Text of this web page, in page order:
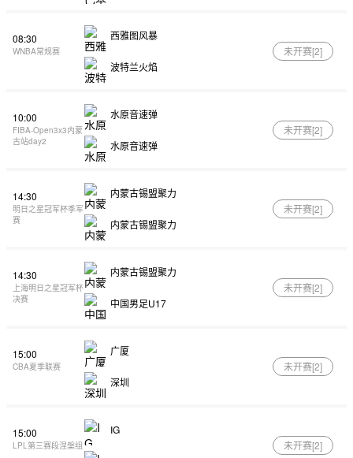
08:30
WNBA常规赛
西雅图风暴
波特兰火焰
未开赛[2]
10:00
FIBA-Open3x3内蒙
古站day2
水原音速弹
水原音速弹
未开赛[2]
14:30
明日之星冠军杯季军
赛
内蒙古锡盟聚力
内蒙古锡盟聚力
未开赛[2]
14:30
上海明日之星冠军杯
决赛
内蒙古锡盟聚力
中国男足U17
未开赛[2]
15:00
CBA夏季联赛
广厦
深圳
未开赛[2]
15:00
LPL第三赛段涅槃组
IG
未开赛[2]